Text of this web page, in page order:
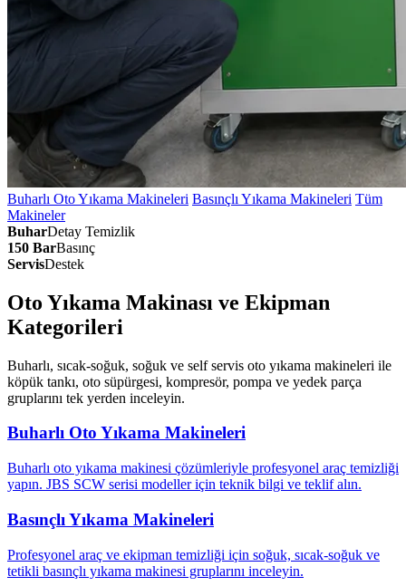
Buharlı Oto Yıkama Makineleri Basınçlı Yıkama Makineleri Tüm
Makineler
BuharDetay Temizlik
150 BarBasınç
ServisDestek
Oto Yıkama Makinası ve Ekipman
Kategorileri
Buharlı, sıcak-soğuk, soğuk ve self servis oto yıkama makineleri ile
köpük tankı, oto süpürgesi, kompresör, pompa ve yedek parça
gruplarını tek yerden inceleyin.
Buharlı Oto Yıkama Makineleri
Buharlı oto yıkama makinesi çözümleriyle profesyonel araç temizliği
yapın. JBS SCW serisi modeller için teknik bilgi ve teklif alın.
Basınçlı Yıkama Makineleri
Profesyonel araç ve ekipman temizliği için soğuk, sıcak-soğuk ve
tetikli basınçlı yıkama makinesi gruplarını inceleyin.